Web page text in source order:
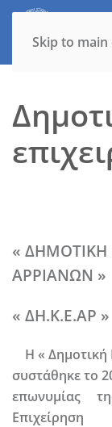
Skip to
« ΔΗΜΟΤΙΚΗ
ΑΡΡΙΑΝΩΝ »
« ΔΗ.Κ.Ε.ΑΡ »
Η « Δημοτική
συστάθηκε το
επωνυμίας
Επιχείρηση